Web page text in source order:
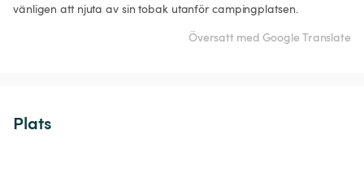
vänligen att njuta av sin tobak utanför campingplatsen.
Översatt med Google Translate
Plats